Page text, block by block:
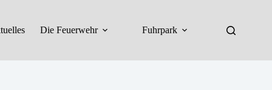
Die Feuerwehr Fuhrpark